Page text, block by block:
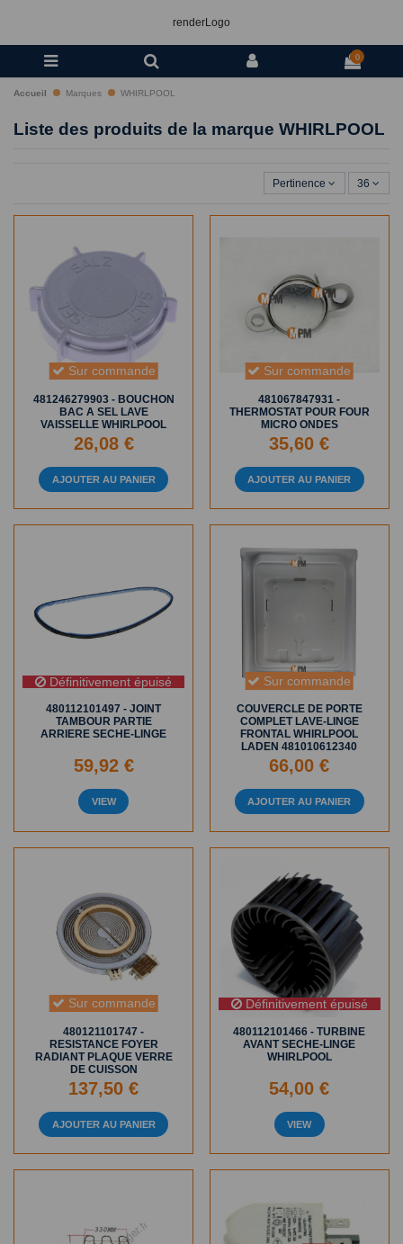
renderLogo
0
Accueil Marques WHIRLPOOL
Liste des produits de la marque WHIRLPOOL
Pertinence 36
Sur commande
481246279903 - BOUCHON
BAC A SEL LAVE
VAISSELLE WHIRLPOOL
26,08 €
AJOUTER AU PANIER
Sur commande
481067847931 -
THERMOSTAT POUR FOUR
MICRO ONDES
35,60 €
AJOUTER AU PANIER
Définitivement épuisé
480112101497 - JOINT
TAMBOUR PARTIE
ARRIERE SECHE-LINGE
59,92 €
VIEW
Sur commande
COUVERCLE DE PORTE
COMPLET LAVE-LINGE
FRONTAL WHIRLPOOL
LADEN 481010612340
66,00 €
AJOUTER AU PANIER
Sur commande
480121101747 -
RESISTANCE FOYER
RADIANT PLAQUE VERRE
DE CUISSON
137,50 €
AJOUTER AU PANIER
Définitivement épuisé
480112101466 - TURBINE
AVANT SECHE-LINGE
WHIRLPOOL
54,00 €
VIEW